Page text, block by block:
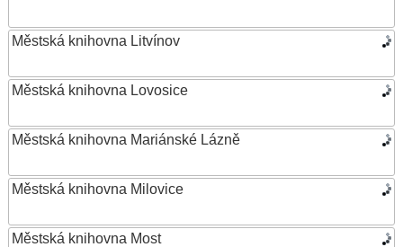
Městská knihovna Litvínov
Městská knihovna Lovosice
Městská knihovna Mariánské Lázně
Městská knihovna Milovice
Městská knihovna Most